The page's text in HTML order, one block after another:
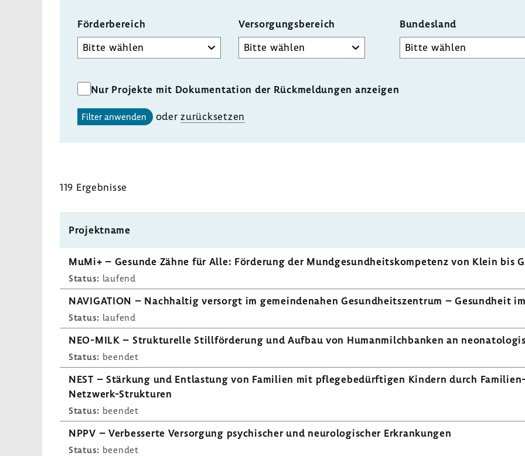
Förder­be­reich
Förderbereich
Versorgungsbereich Bundesland
Nur Projekte mit Dokumentation der Rückmeldungen anzeigen
Filter anwenden oderzurück­setzen
119 Ergeb­nisse
Projekt­name
MuMi+ – Gesunde Zähne für Alle: Förde­rung der Mund­ge­sund­heits­kom­pe­tenz von Klein bis
Status: laufend
NAVI­GA­TION – Nach­haltig versorgt im gemein­de­nahen Gesund­heits­zen­trum – Gesund­heit
Status: laufend
NEO-​MILK – Struk­tu­relle Still­för­de­rung und Aufbau von Human­milch­banken an
Status: beendet
NEST – Stär­kung und Entlas­tung von Fami­lien mit pfle­ge­be­dürf­tigen Kindern durch
Netzwerk-​Strukturen
Status: beendet
NPPV – Verbes­serte Versor­gung psychi­scher und neuro­lo­gi­scher Erkran­kungen
Status: beendet